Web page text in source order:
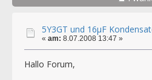
5Y3GT und 16µF
« am: 8.07.2008 13:47 »
Hallo Forum,